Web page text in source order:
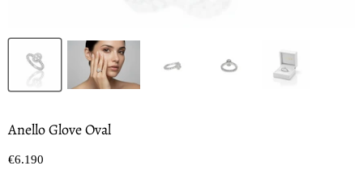
Anello Glove Oval
Prezzo oggi
€6.190